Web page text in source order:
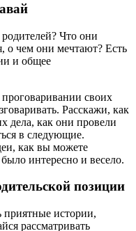
Что они
о чем они мечтают? Есть
и общее
своих
Расскажи, как
дела, как они провели
в следующие.
как вы можете
интересно и весело.
позиции
приятные истории,
рассматривать